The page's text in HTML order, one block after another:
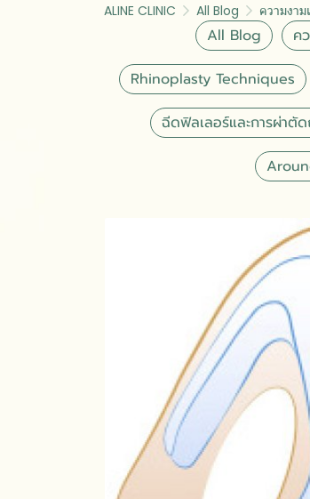
ALINE CLINIC All Blog ความงา
All Blog ค
Rhinoplasty Techniques
ฉีดฟิลเลอร์และการผ่าตั